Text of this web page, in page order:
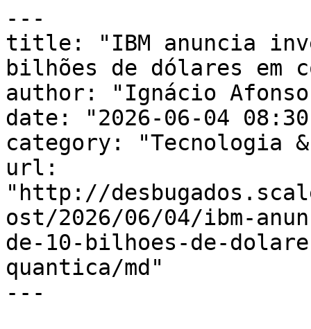
---
title: "IBM anuncia
bilhões de dólares em
author: "Ignácio
date: "2026-06-04
category: "Tecnologia
url:
"http://
ost/2026/06/04/ibm-
de-10-bilhoes-de-
quantica/md"
---